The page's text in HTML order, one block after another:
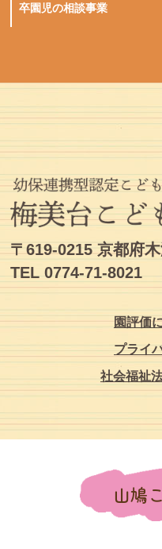
卒園児の相談事業
〒619-0215 京都府
TEL 0774-71-8021
園評価
プライ
社会福祉
山鳩